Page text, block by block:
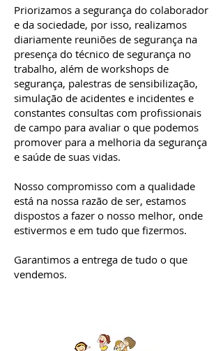
Priorizamos a segurança do colaborador
e da sociedade, por isso, realizamos
diariamente reuniões de segurança na
presença do técnico de segurança no
trabalho, além de workshops de
segurança, palestras de sensibilização,
simulação de acidentes e incidentes e
constantes consultas com profissionais
de campo para avaliar o que podemos
promover para a melhoria da segurança
e saúde de suas vidas.
Nosso compromisso com a qualidade
está na nossa razão de ser, estamos
dispostos a fazer o nosso melhor, onde
estivermos e em tudo que fizermos.
Garantimos a entrega de tudo o que
vendemos.